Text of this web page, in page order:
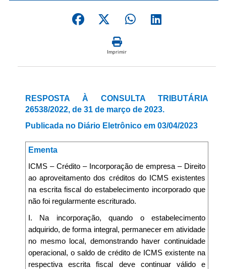
Imprimir
RESPOSTA À CONSULTA TRIBUTÁRIA
26538/2022, de 31 de março de 2023.
Publicada no Diário Eletrônico em 03/04/2023
Ementa
ICMS – Crédito – Incorporação de empresa – Direito
ao aproveitamento dos créditos do ICMS existentes
na escrita fiscal do estabelecimento incorporado que
não foi regularmente escriturado.
I. Na incorporação, quando o estabelecimento
adquirido, de forma integral, permanecer em atividade
no mesmo local, demonstrando haver continuidade
operacional, o saldo de crédito de ICMS existente na
respectiva escrita fiscal deve continuar válido e